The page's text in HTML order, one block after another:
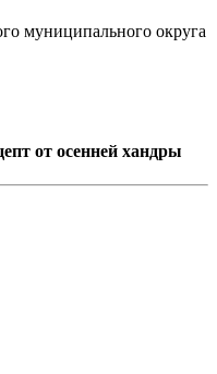
муниципального округа
от осенней хандры